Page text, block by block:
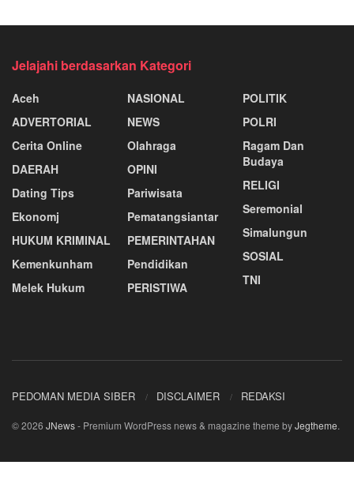
Jelajahi berdasarkan Kategori
Aceh
ADVERTORIAL
Cerita Online
DAERAH
Dating Tips
Ekonomj
HUKUM KRIMINAL
Kemenkunham
Melek Hukum
NASIONAL
NEWS
Olahraga
OPINI
Pariwisata
Pematangsiantar
PEMERINTAHAN
Pendidikan
PERISTIWA
POLITIK
POLRI
Ragam Dan
Budaya
RELIGI
Seremonial
Simalungun
SOSIAL
TNI
PEDOMAN MEDIA SIBER DISCLAIMER REDAKSI
© 2026 JNews- Premium WordPress news & magazine theme byJegtheme.